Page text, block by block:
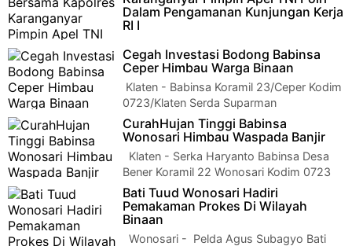
Dalam Pengamanan Kunjungan Kerja
RI I
0727/Karanganyar Letkol Inf Andri Army Yudha Ardhitama,
S.I.P. bersama Kapolres Karanganyar…
Cegah Investasi Bodong Babinsa
Ceper Himbau Warga Binaan
Klaten - Babinsa Koramil 23/Ceper Kodim
0723/Klaten Serda Suparman
melaksanakan kegiatan door to door sistem di Desa Ku…
CurahHujan Tinggi Babinsa
Wonosari Himbau Waspada Banjir
Klaten - Serka Haryanto Babinsa Desa
Bener Koramil 22 Wonosari Kodim 0723
Klaten setelah melakukan kegiatan K…
Bati Tuud Wonosari Hadiri
Pemakaman Prokes Di Wilayah
Binaan
Wonosari - Pelda Agus Subagyo Bati